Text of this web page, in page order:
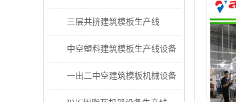
三层共挤建筑模板生产线
中空塑料建筑模板生产线设备
一出二中空建筑模板机械设备